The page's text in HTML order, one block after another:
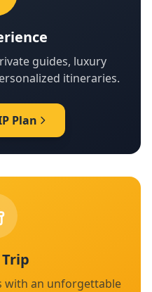
guides, luxury
itineraries.
Plan
with an unforgettable